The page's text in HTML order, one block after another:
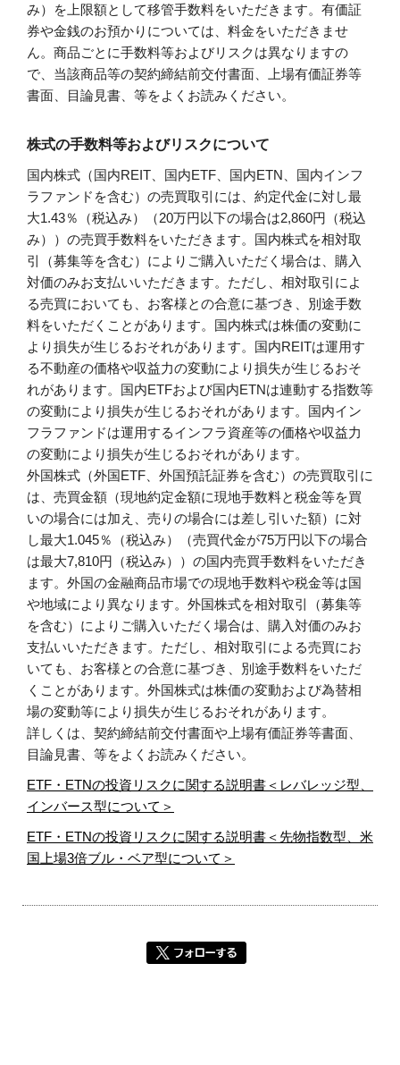
み）を上限額として移管手数料をいただきます。有価証
券や金銭のお預かりについては、料金をいただきませ
ん。商品ごとに手数料等およびリスクは異なりますの
で、当該商品等の契約締結前交付書面、上場有価証券等
書面、目論見書、等をよくお読みください。
株式の手数料等およびリスクについて
国内株式（国内REIT、国内ETF、国内ETN、国内インフ
ラファンドを含む）の売買取引には、約定代金に対し最
大1.43％（税込み）（20万円以下の場合は2,860円（税込
み））の売買手数料をいただきます。国内株式を相対取
引（募集等を含む）によりご購入いただく場合は、購入
対価のみお支払いいただきます。ただし、相対取引によ
る売買においても、お客様との合意に基づき、別途手数
料をいただくことがあります。国内株式は株価の変動に
より損失が生じるおそれがあります。国内REITは運用す
る不動産の価格や収益力の変動により損失が生じるおそ
れがあります。国内ETFおよび国内ETNは連動する指数等
の変動により損失が生じるおそれがあります。国内イン
フラファンドは運用するインフラ資産等の価格や収益力
の変動により損失が生じるおそれがあります。
外国株式（外国ETF、外国預託証券を含む）の売買取引に
は、売買金額（現地約定金額に現地手数料と税金等を買
いの場合には加え、売りの場合には差し引いた額）に対
し最大1.045％（税込み）（売買代金が75万円以下の場合
は最大7,810円（税込み））の国内売買手数料をいただき
ます。外国の金融商品市場での現地手数料や税金等は国
や地域により異なります。外国株式を相対取引（募集等
を含む）によりご購入いただく場合は、購入対価のみお
支払いいただきます。ただし、相対取引による売買にお
いても、お客様との合意に基づき、別途手数料をいただ
くことがあります。外国株式は株価の変動および為替相
場の変動等により損失が生じるおそれがあります。
詳しくは、契約締結前交付書面や上場有価証券等書面、
目論見書、等をよくお読みください。
ETF・ETNの投資リスクに関する説明書＜レバレッジ型、
インバース型について＞
ETF・ETNの投資リスクに関する説明書＜先物指数型、米
国上場3倍ブル・ベア型について＞